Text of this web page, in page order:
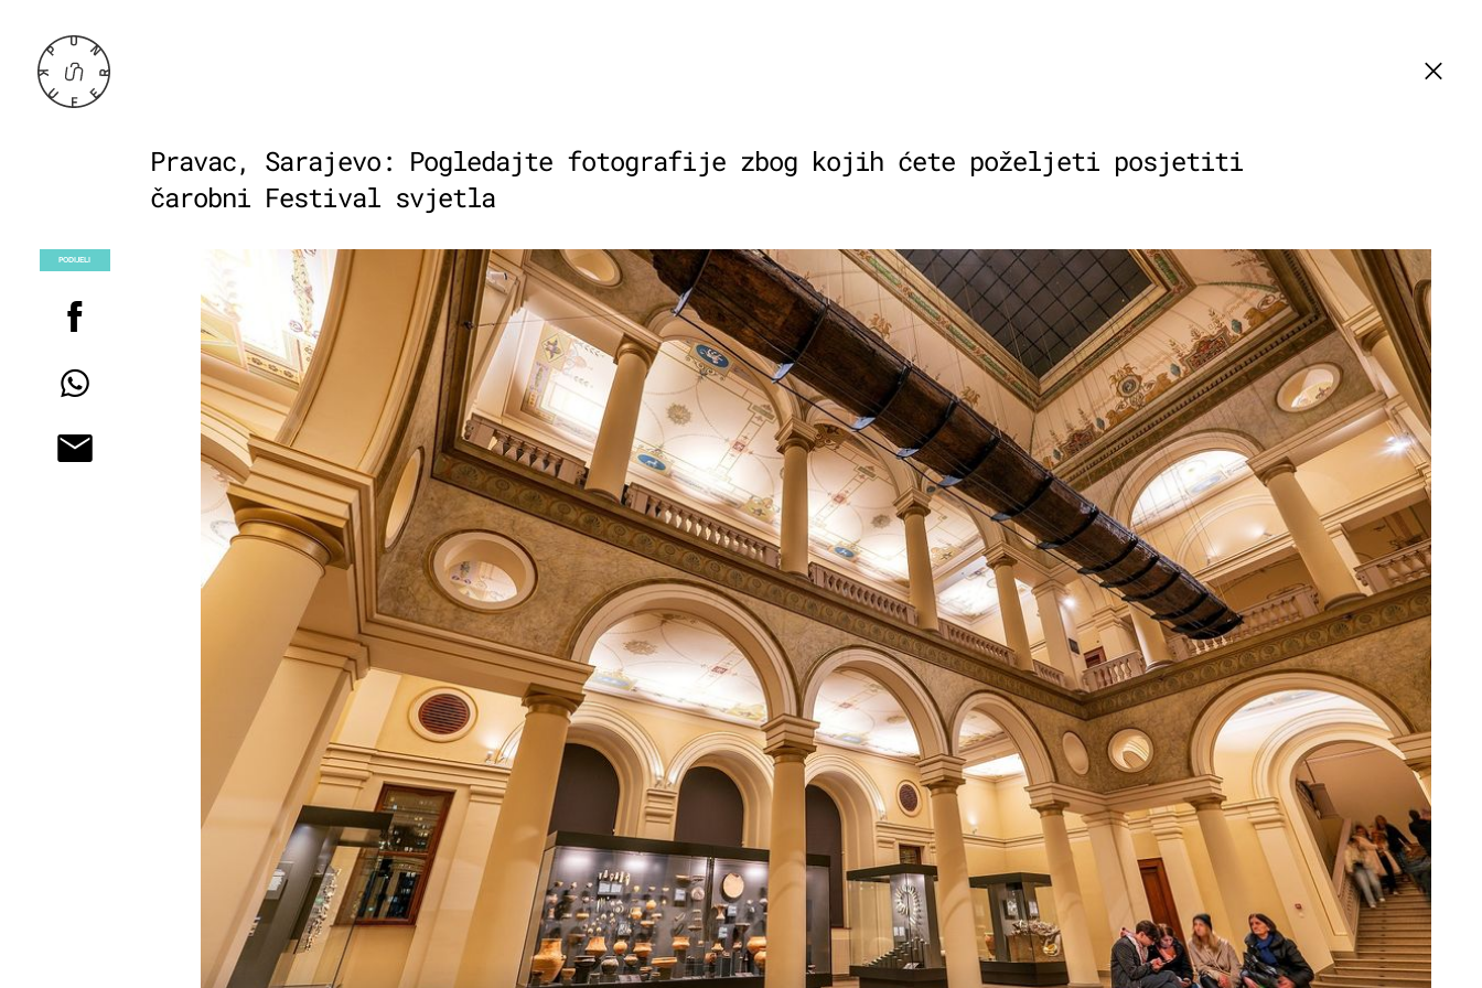
Pravac, Sarajevo: Pogledajte fotografije zbog kojih ćete poželjeti posjetiti
čarobni Festival svjetla
PODIJELI
POGLEDAJ
+3
TREŠNJEVKA
Trešnjevački plac ponovno postaje
najposebnija pozornica na otvorenom
+8
LJETO U ZAGREBU
Čvenk na Griču: Još deset dana bogatog
programa na Gornjem gradu
+16
PUTOVANJE U PROŠLOST
Renesansni festival ponovno osvaja
Koprivnicu: Viteški turniri, stari
zanati, vatrene predstave i
zaboravljeni specijaliteti